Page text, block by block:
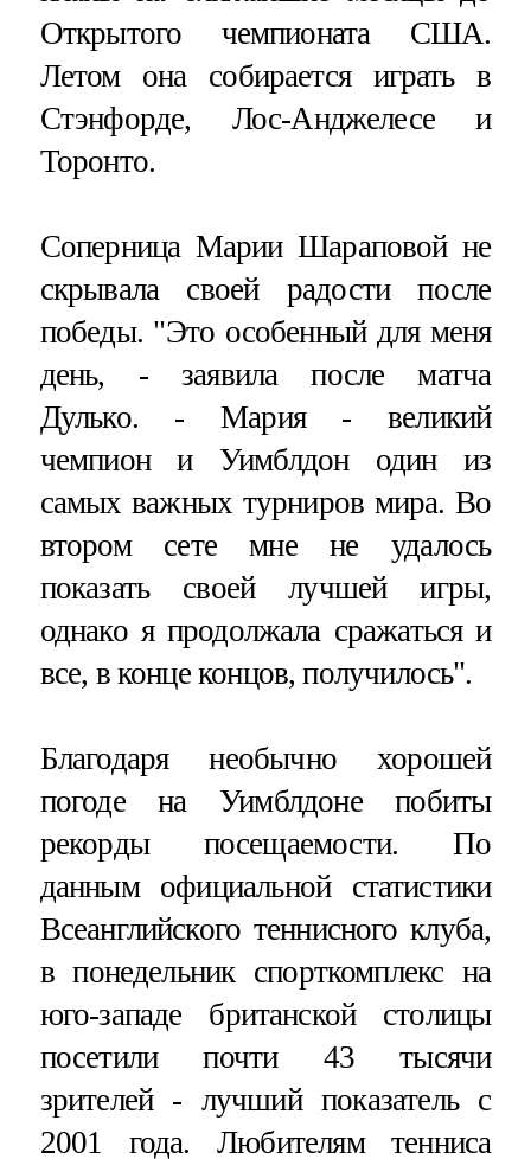
Открытого чемпионата США.
Летом она собирается играть в
Стэнфорде, Лос-Анджелесе и
Торонто.
Соперница Марии Шараповой не
скрывала своей радости после
победы. "Это особенный для меня
день, - заявила после матча
Дулько. - Мария - великий
чемпион и Уимблдон один из
самых важных турниров мира. Во
втором сете мне не удалось
показать своей лучшей игры,
однако я продолжала сражаться и
все, в конце концов, получилось".
Благодаря необычно хорошей
погоде на Уимблдоне побиты
рекорды посещаемости. По
данным официальной статистики
Всеанглийского теннисного клуба,
в понедельник спорткомплекс на
юго-западе британской столицы
посетили почти 43 тысячи
зрителей - лучший показатель с
2001 года. Любителям тенниса